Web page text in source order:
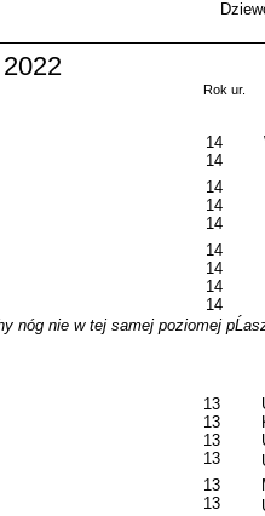
Rok ur.
14
14
14
14
14
14
14
14
14
nóg nie w tej samej poziomej
13
13
13
13
13
13